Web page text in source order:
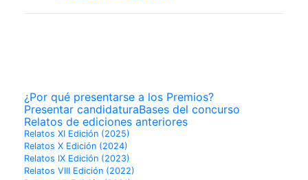
¿Por qué presentarse a los Premios?
Presentar candidaturaBases del concurso
Relatos de ediciones anteriores
Relatos XI Edición (2025)
Relatos X Edición (2024)
Relatos IX Edición (2023)
Relatos VIII Edición (2022)